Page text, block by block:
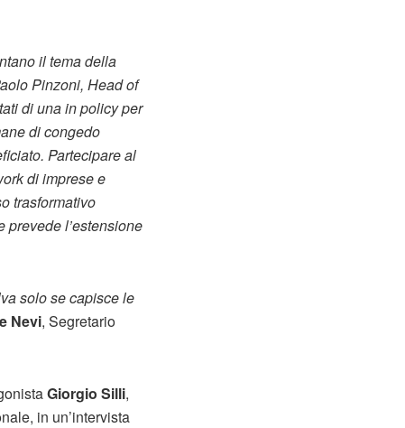
il tema della
Pinzoni, Head of
di una in policy per
di congedo
Partecipare al
di imprese e
trasformativo
prevede l’estensione
solo se capisce le
Nevi, Segretario
Giorgio Silli,
in un’intervista